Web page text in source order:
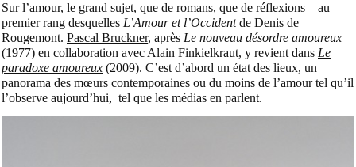
Sur l’amour, le grand sujet, que de romans, que de réflexions – au
premier rang desquelles L’Amour et l’Occidentde Denis de
Rougemont. Pascal Bruckner, après Le nouveau désordre amoureux
(1977) en collaboration avec Alain Finkielkraut, y revient dans Le
paradoxe amoureux (2009). C’est d’abord un état des lieux, un
panorama des mœurs contemporaines ou du moins de l’amour tel qu’il
l’observe aujourd’hui, tel que les médias en parlent.